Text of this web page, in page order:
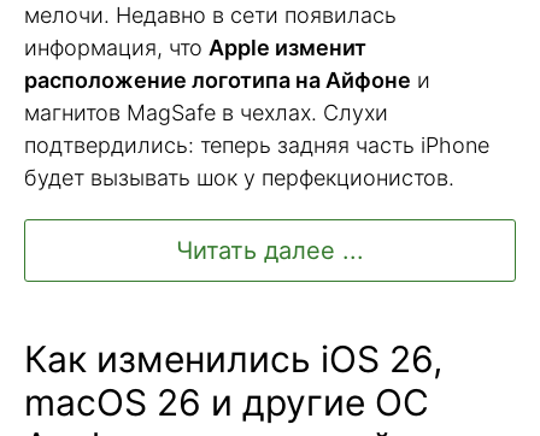
мелочи. Недавно в сети появилась
информация, что Apple изменит
расположение логотипа на Айфоне и
магнитов MagSafe в чехлах. Слухи
подтвердились: теперь задняя часть iPhone
будет вызывать шок у перфекционистов.
Читать далее ...
Как изменились iOS 26,
macOS 26 и другие ОС